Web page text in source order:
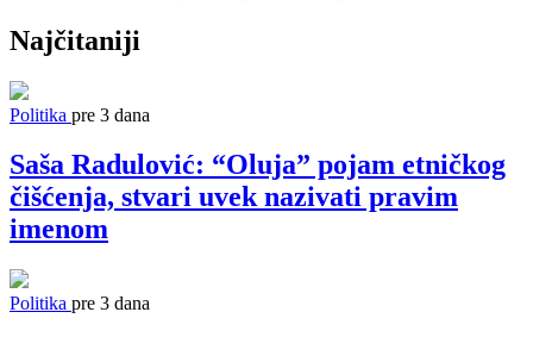
Najčitaniji
Politika pre 3 dana
Saša Radulović: “Oluja” pojam etničkog
čišćenja, stvari uvek nazivati pravim
imenom
Politika pre 3 dana